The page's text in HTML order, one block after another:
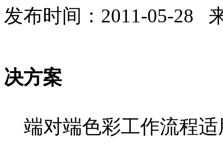
发布时间：2011-05-28
决方案
端对端色彩工作流程